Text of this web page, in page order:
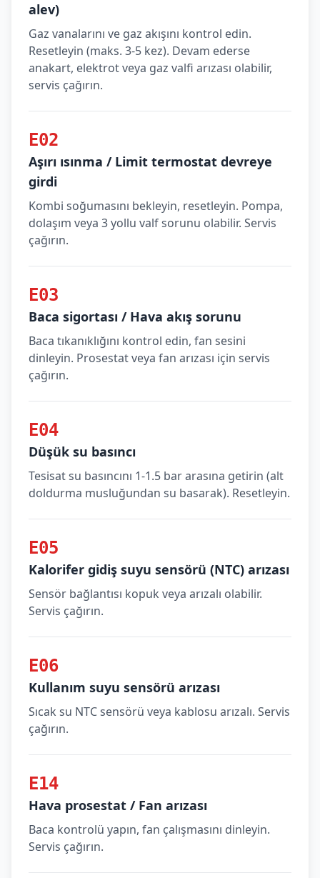
alev)
Gaz vanalarını ve gaz akışını kontrol edin.
Resetleyin (maks. 3-5 kez). Devam ederse
anakart, elektrot veya gaz valfi arızası olabilir,
servis çağırın.
E02
Aşırı ısınma / Limit termostat devreye
girdi
Kombi soğumasını bekleyin, resetleyin. Pompa,
dolaşım veya 3 yollu valf sorunu olabilir. Servis
çağırın.
E03
Baca sigortası / Hava akış sorunu
Baca tıkanıklığını kontrol edin, fan sesini
dinleyin. Prosestat veya fan arızası için servis
çağırın.
E04
Düşük su basıncı
Tesisat su basıncını 1-1.5 bar arasına getirin (alt
doldurma musluğundan su basarak). Resetleyin.
E05
Kalorifer gidiş suyu sensörü (NTC) arızası
Sensör bağlantısı kopuk veya arızalı olabilir.
Servis çağırın.
E06
Kullanım suyu sensörü arızası
Sıcak su NTC sensörü veya kablosu arızalı. Servis
çağırın.
E14
Hava prosestat / Fan arızası
Baca kontrolü yapın, fan çalışmasını dinleyin.
Servis çağırın.